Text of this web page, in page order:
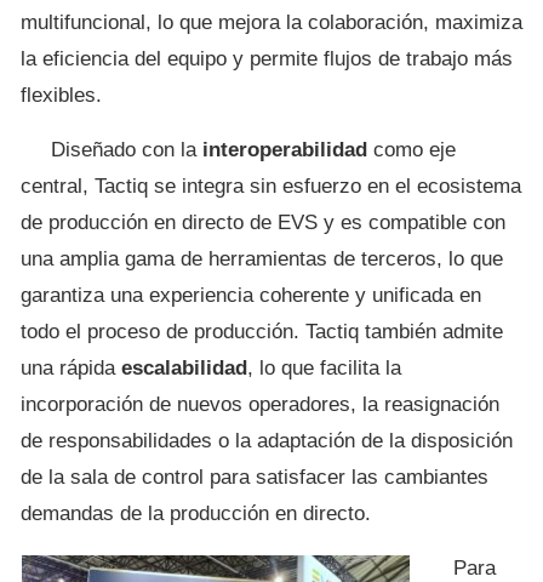
multifuncional, lo que mejora la colaboración, maximiza
la eficiencia del equipo y permite flujos de trabajo más
flexibles.
Diseñado con la interoperabilidad como eje
central, Tactiq se integra sin esfuerzo en el ecosistema
de producción en directo de EVS y es compatible con
una amplia gama de herramientas de terceros, lo que
garantiza una experiencia coherente y unificada en
todo el proceso de producción. Tactiq también admite
una rápida escalabilidad, lo que facilita la
incorporación de nuevos operadores, la reasignación
de responsabilidades o la adaptación de la disposición
de la sala de control para satisfacer las cambiantes
demandas de la producción en directo.
Para